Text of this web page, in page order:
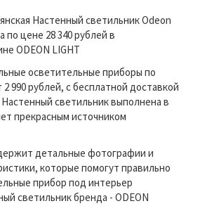
Настенный светильник Odeon
по цене 28 340 рублей в
ODEON LIGHT
осветительные приборы по
990 рублей, с бесплатной доставкой
светильник выполнена в
прекрасным источником
детальные фотографии и
которые помогут правильно
прибор под интерьер
светильник бренда - ODEON